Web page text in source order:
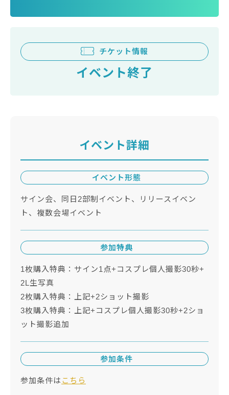
チケット情報
イベント終了
イベント詳細
イベント形態
サイン会、同日2部制イベント、リリースイベン
ト、複数会場イベント
参加特典
1枚購入特典：サイン1点+コスプレ個人撮影30秒+
2L生写真
2枚購入特典：上記+2ショット撮影
3枚購入特典：上記+コスプレ個人撮影30秒+2ショ
ット撮影追加
参加条件
参加条件は こちら